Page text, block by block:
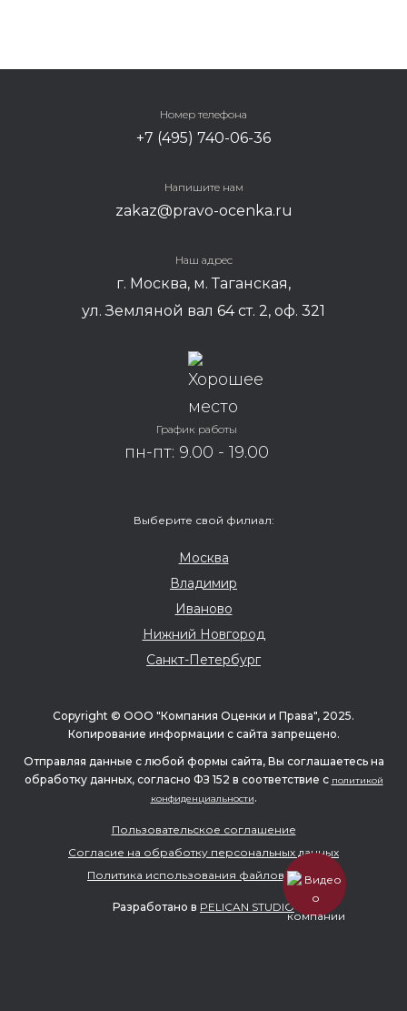
Номер телефона
+7 (495) 740-06-36
Напишите нам
zakaz@pravo-ocenka.ru
Наш адрес
г. Москва, м. Таганская,
ул. Земляной вал 64 ст. 2, оф. 321
График работы
пн-пт: 9.00 - 19.00
Выберите свой филиал:
Москва
Владимир
Иваново
Нижний Новгород
Санкт-Петербург
Copyright © ООО "Компания Оценки и Права", 2025.
Копирование информации с сайта запрещено.
Отправляя данные с любой формы сайта, Вы соглашаетесь на
обработку данных, согласно ФЗ 152 в соответствие с политикой
конфиденциальности.
Пользовательское соглашение
Согласие на обработку персональных данных
Политика использования файлов cookie
Разработано в PELICAN STUDIO